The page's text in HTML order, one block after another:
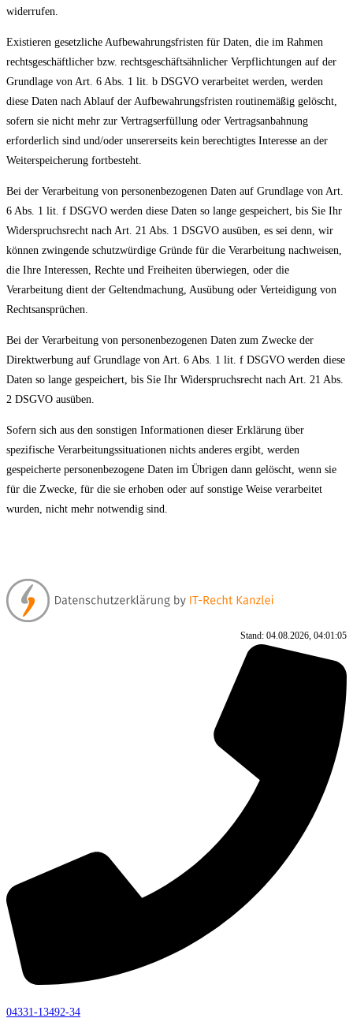
widerrufen.
Existieren gesetzliche Aufbewahrungsfristen für Daten, die im Rahmen
rechtsgeschäftlicher bzw. rechtsgeschäftsähnlicher Verpflichtungen auf der
Grundlage von Art. 6 Abs. 1 lit. b DSGVO verarbeitet werden, werden
diese Daten nach Ablauf der Aufbewahrungsfristen routinemäßig gelöscht,
sofern sie nicht mehr zur Vertragserfüllung oder Vertragsanbahnung
erforderlich sind und/oder unsererseits kein berechtigtes Interesse an der
Weiterspeicherung fortbesteht.
Bei der Verarbeitung von personenbezogenen Daten auf Grundlage von Art.
6 Abs. 1 lit. f DSGVO werden diese Daten so lange gespeichert, bis Sie Ihr
Widerspruchsrecht nach Art. 21 Abs. 1 DSGVO ausüben, es sei denn, wir
können zwingende schutzwürdige Gründe für die Verarbeitung nachweisen,
die Ihre Interessen, Rechte und Freiheiten überwiegen, oder die
Verarbeitung dient der Geltendmachung, Ausübung oder Verteidigung von
Rechtsansprüchen.
Bei der Verarbeitung von personenbezogenen Daten zum Zwecke der
Direktwerbung auf Grundlage von Art. 6 Abs. 1 lit. f DSGVO werden diese
Daten so lange gespeichert, bis Sie Ihr Widerspruchsrecht nach Art. 21 Abs.
2 DSGVO ausüben.
Sofern sich aus den sonstigen Informationen dieser Erklärung über
spezifische Verarbeitungssituationen nichts anderes ergibt, werden
gespeicherte personenbezogene Daten im Übrigen dann gelöscht, wenn sie
für die Zwecke, für die sie erhoben oder auf sonstige Weise verarbeitet
wurden, nicht mehr notwendig sind.
Stand: 04.08.2026, 04:01:05
04331-13492-34